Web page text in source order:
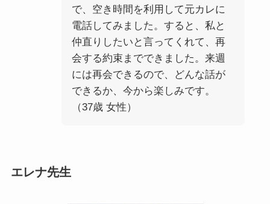
で、空き時間を利用して元カレに
電話してみました。すると、私と
仲直りしたいと言ってくれて、再
会する約束までできました。来週
には再会できるので、どんな話が
できるか、今から楽しみです。
（37歳 女性）
エレナ先生